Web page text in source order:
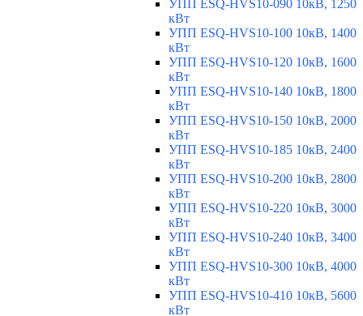
УПП ESQ-HVS10-090 10кВ, 1250
кВт
УПП ESQ-HVS10-100 10кВ, 1400
кВт
УПП ESQ-HVS10-120 10кВ, 1600
кВт
УПП ESQ-HVS10-140 10кВ, 1800
кВт
УПП ESQ-HVS10-150 10кВ, 2000
кВт
УПП ESQ-HVS10-185 10кВ, 2400
кВт
УПП ESQ-HVS10-200 10кВ, 2800
кВт
УПП ESQ-HVS10-220 10кВ, 3000
кВт
УПП ESQ-HVS10-240 10кВ, 3400
кВт
УПП ESQ-HVS10-300 10кВ, 4000
кВт
УПП ESQ-HVS10-410 10кВ, 5600
кВт